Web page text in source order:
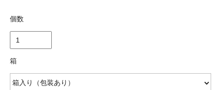
個数
箱